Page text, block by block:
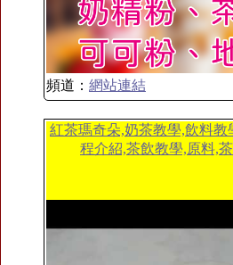
頻道： 網站連結
紅茶瑪奇朵,奶茶教學,飲料教
程介紹,茶飲教學,原料,